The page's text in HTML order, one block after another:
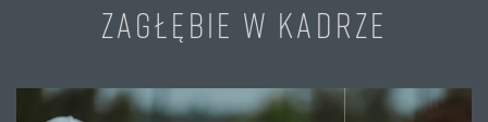
ZAGŁĘBIE W KADRZE